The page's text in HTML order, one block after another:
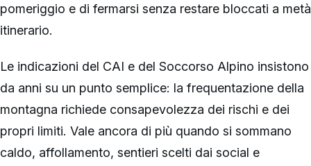
pomeriggio e di fermarsi senza restare bloccati a metà
itinerario.
Le indicazioni del CAI e del Soccorso Alpino insistono
da anni su un punto semplice: la frequentazione della
montagna richiede consapevolezza dei rischi e dei
propri limiti. Vale ancora di più quando si sommano
caldo, affollamento, sentieri scelti dai social e